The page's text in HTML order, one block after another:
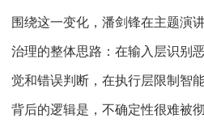
围绕这一变化，潘剑锋在主题演
治理的整体思路：在输入层识别
觉和错误判断，在执行层限制智
背后的逻辑是，不确定性很难被